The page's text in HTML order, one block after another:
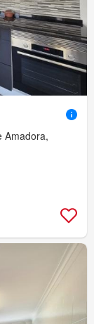
Amadora,